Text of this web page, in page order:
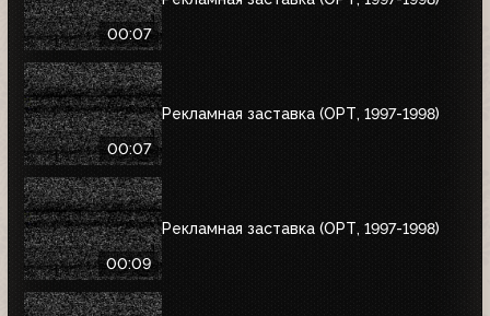
00:07
00:07
Рекламная заставка (ОРТ, 1997-1998)
00:09
Рекламная заставка (ОРТ, 1997-1998)